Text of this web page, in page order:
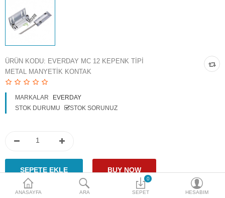
Aksesuarlar
Plaka Tanıma Sistemi
Ürün Güvenlik Sistemleri
Para Birimi
ANASAYFA ARA
0
SEPET HESABIM
ÜRÜN KODU: EVERDAY MC 12 KEPENK TIPI
METAL MANYETIK KONTAK
MARKALAR
EVERDAY
STOK DURUMU
STOK SORUNUZ